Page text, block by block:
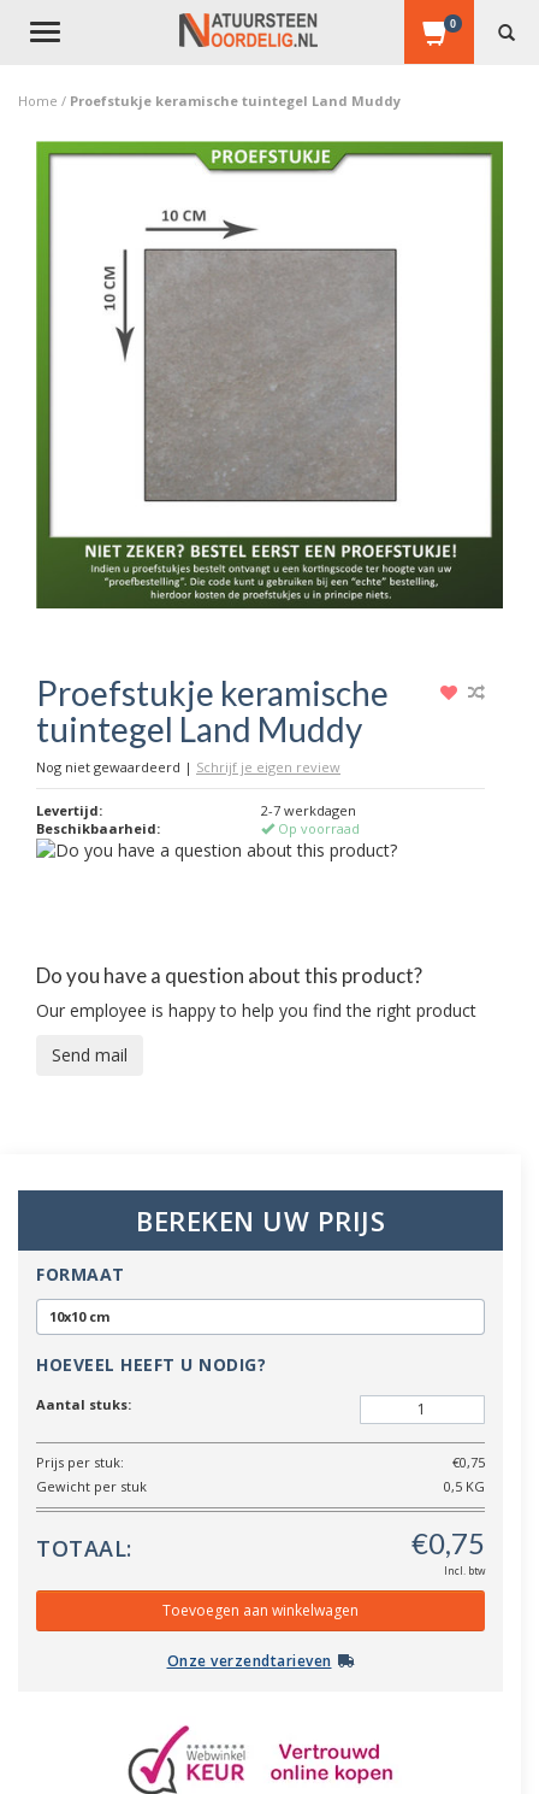
Toggle
0
Home / Proefstukje keramische tuintegel Land Muddy
Proefstukje keramische
tuintegel Land Muddy
Nog niet gewaardeerd | Schrijf je eigen review
Levertijd:
2-7 werkdagen
Beschikbaarheid:
Op voorraad
Do you have a question about this product?
Our employee is happy to help you find the right product
Send mail
BEREKEN UW PRIJS
FORMAAT
10x10 cm
HOEVEEL HEEFT U NODIG?
Aantal stuks:
Prijs per stuk:
€0,75
Gewicht per stuk
0,5 KG
TOTAAL:
Incl. btw
Onze verzendtarieven